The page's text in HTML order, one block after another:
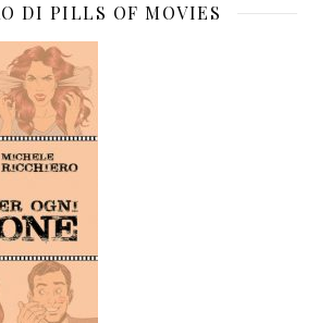
DI PILLS OF MOVIES